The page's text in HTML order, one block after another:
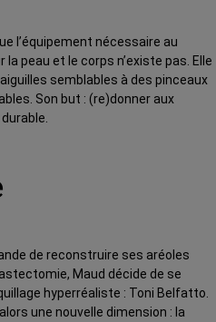
l’équipement nécessaire au
peau et le corps n’existe pas. Elle
semblables à des pinceaux
Son but : (re)donner aux
de reconstruire ses aréoles
Maud décide de se
hyperréaliste : Toni Belfatto.
une nouvelle dimension : la